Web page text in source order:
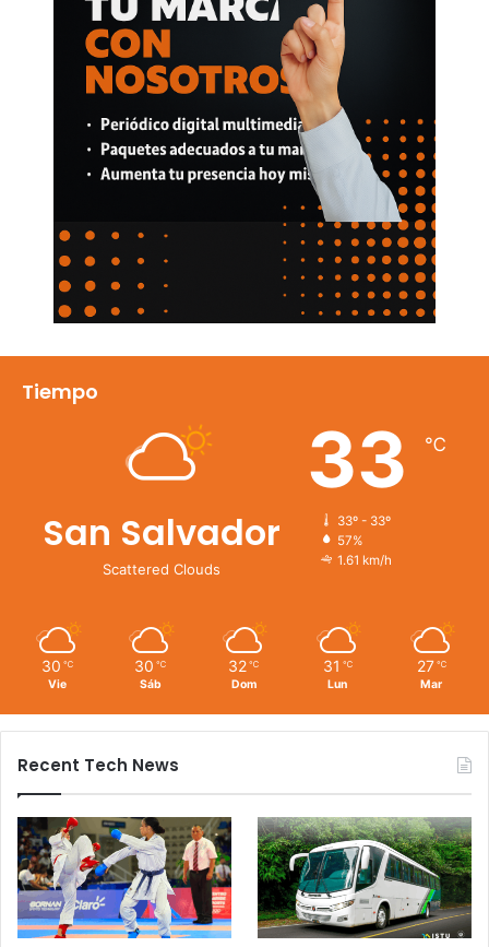
Tiempo
San Salvador
Scattered Clouds
33 ℃
33º - 33º
57%
1.61 km/h
30 ℃
Vie
30 ℃
Sáb
32 ℃
Dom
31 ℃
Lun
27 ℃
Mar
Recent Tech News